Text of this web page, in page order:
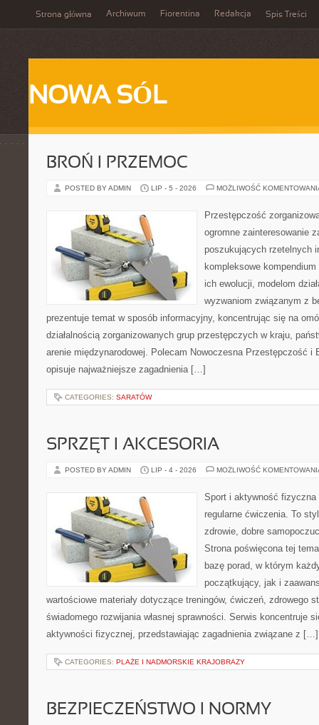
Strona główna Archiwum Fiorentina Redakcja Spis Treści
NOWA SÓL
BROŃ I PRZEMOC
POSTED BY ADMIN LIP - 5 - 2026 MOŻLIWOŚĆ
Przestępczość
ogromne zainteresowanie
poszukujących rzetelnych
kompleksowe
ich ewolucji, modelom
wyzwaniom związanym z
prezentuje temat w sposób informacyjny, koncentrując się na
działalnością zorganizowanych grup przestępczych w kraju,
arenie międzynarodowej. Polecam Nowoczesna Przestępczość i
opisuje najważniejsze zagadnienia […]
CATEGORIES: SARATÓW
SPRZĘT I AKCESORIA
POSTED BY ADMIN LIP - 4 - 2026 MOŻLIWOŚĆ
Sport i aktywność
regularne ćwiczenia. To
zdrowie, dobre
Strona poświęcona tej
bazę porad, w którym
początkujący, jak i
wartościowe materiały dotyczące treningów, ćwiczeń, zdrowego
świadomego rozwijania własnej sprawności. Serwis koncentruje
aktywności fizycznej, przedstawiając zagadnienia związane z […]
CATEGORIES: PLAŻE I NADMORSKIE KRAJOBRAZY
BEZPIECZEŃSTWO I NORMY